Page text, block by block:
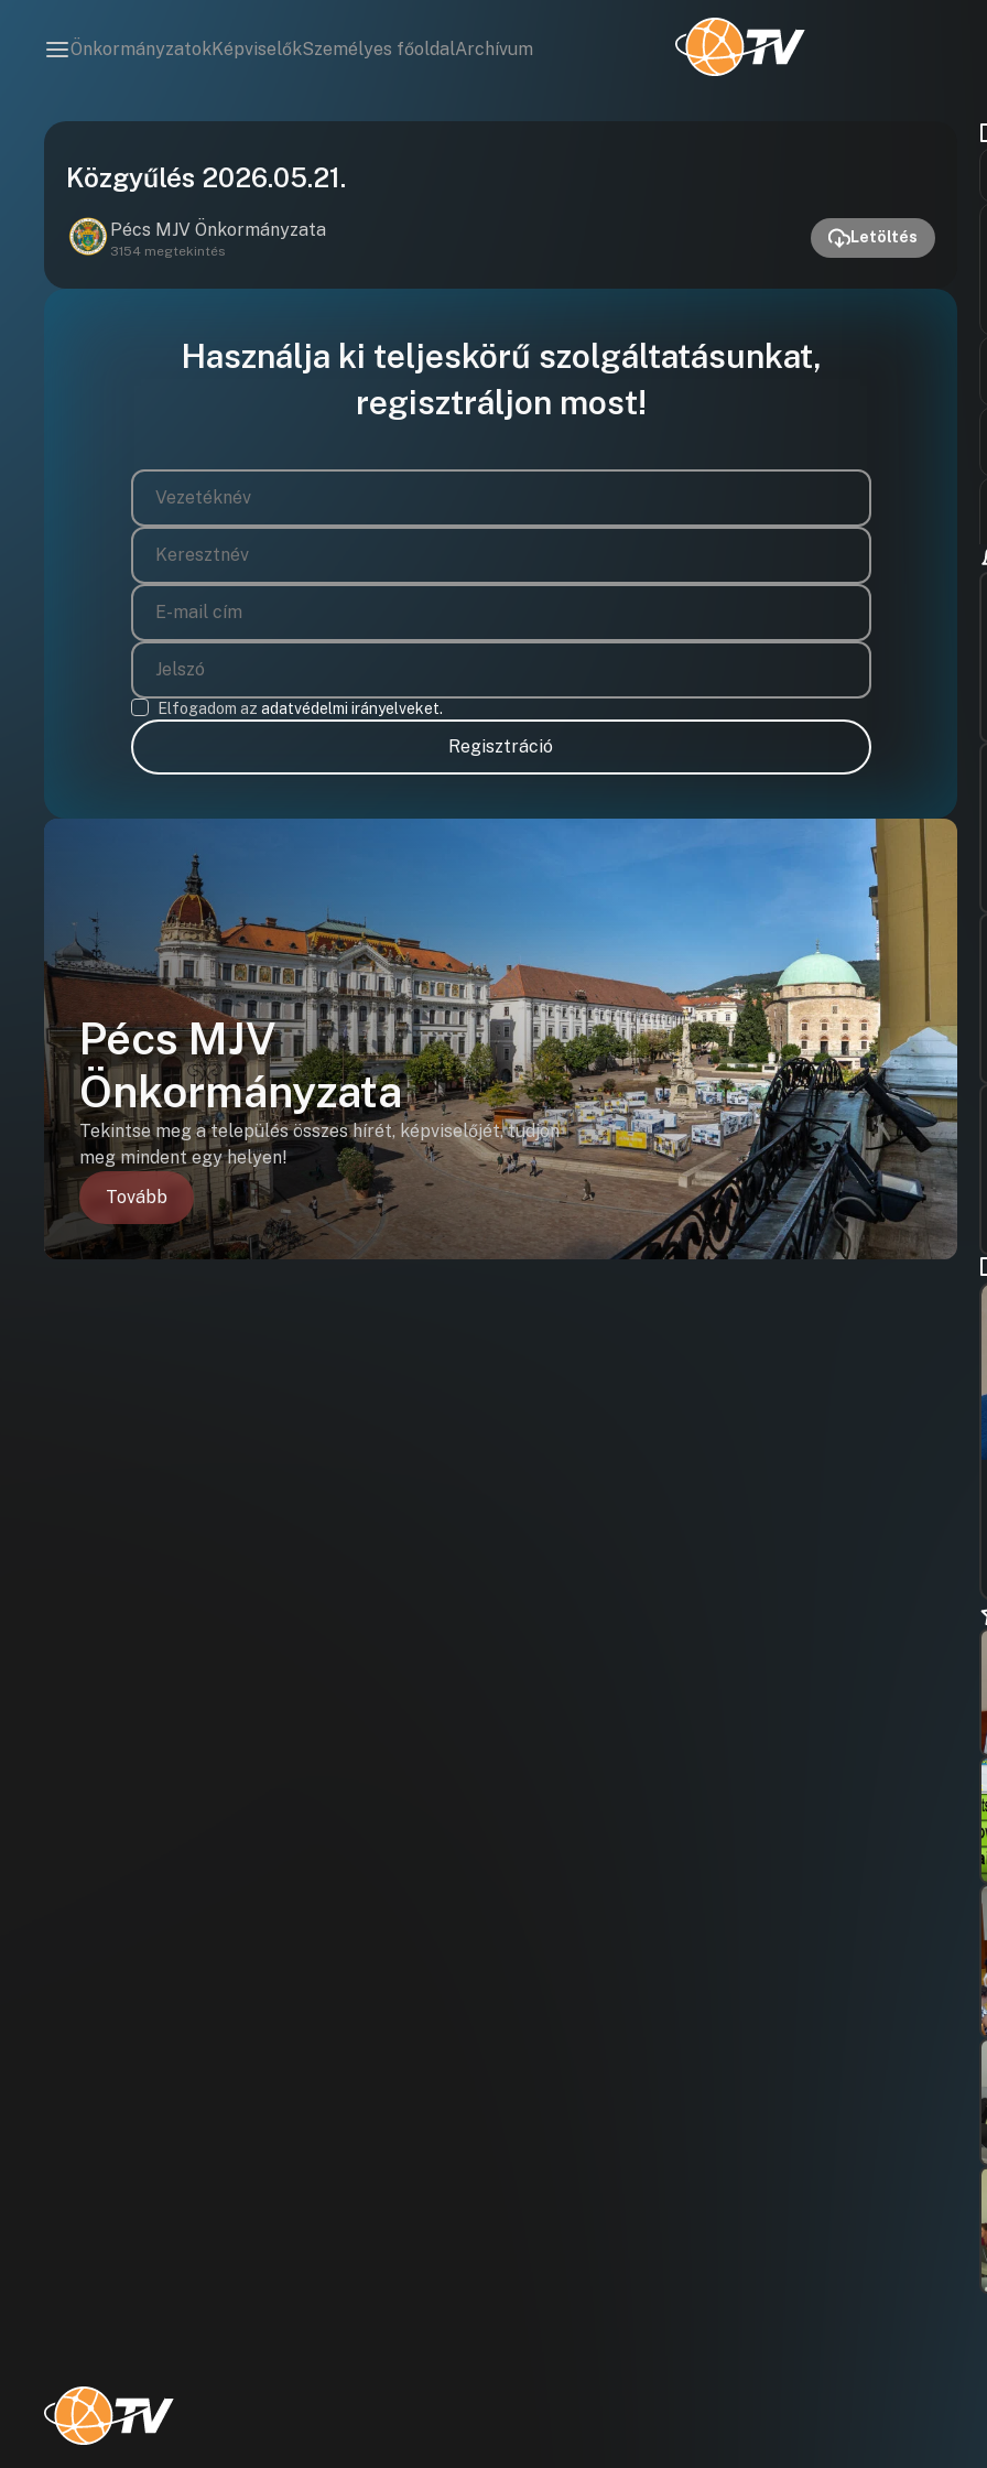
ÖnkormányzatokKépviselőkSzemélyes főoldalArchívum
Közgyűlés 2026.05.21.
Pécs MJV Önkormányzata
3154 megtekintés
Letöltés
Használja ki teljeskörű szolgáltatásunkat,
regisztráljon most!
Elfogadom az adatvédelmi irányelveket.
Regisztráció
Pécs MJV
Önkormányzata
Tekintse meg a település összes hírét, képviselőjét, tudjon
meg mindent egy helyen!
Tovább